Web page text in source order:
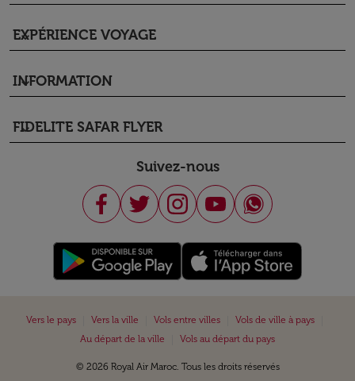
EXPÉRIENCE VOYAGE
keyboard_arrow_down
INFORMATION
keyboard_arrow_down
FIDELITE SAFAR FLYER
keyboard_arrow_down
Suivez-nous
Vers le pays Vers la ville Vols entre villes Vols de ville à pays
Au départ de la ville
Vols au départ du pays
© 2026 Royal Air Maroc. Tous les droits réservés